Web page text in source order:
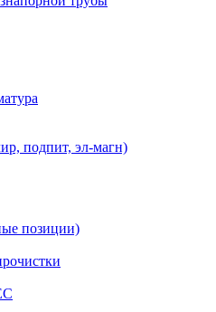
подпит, эл-магн)
позиции)